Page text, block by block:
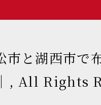
と湖西市で
, All Rights